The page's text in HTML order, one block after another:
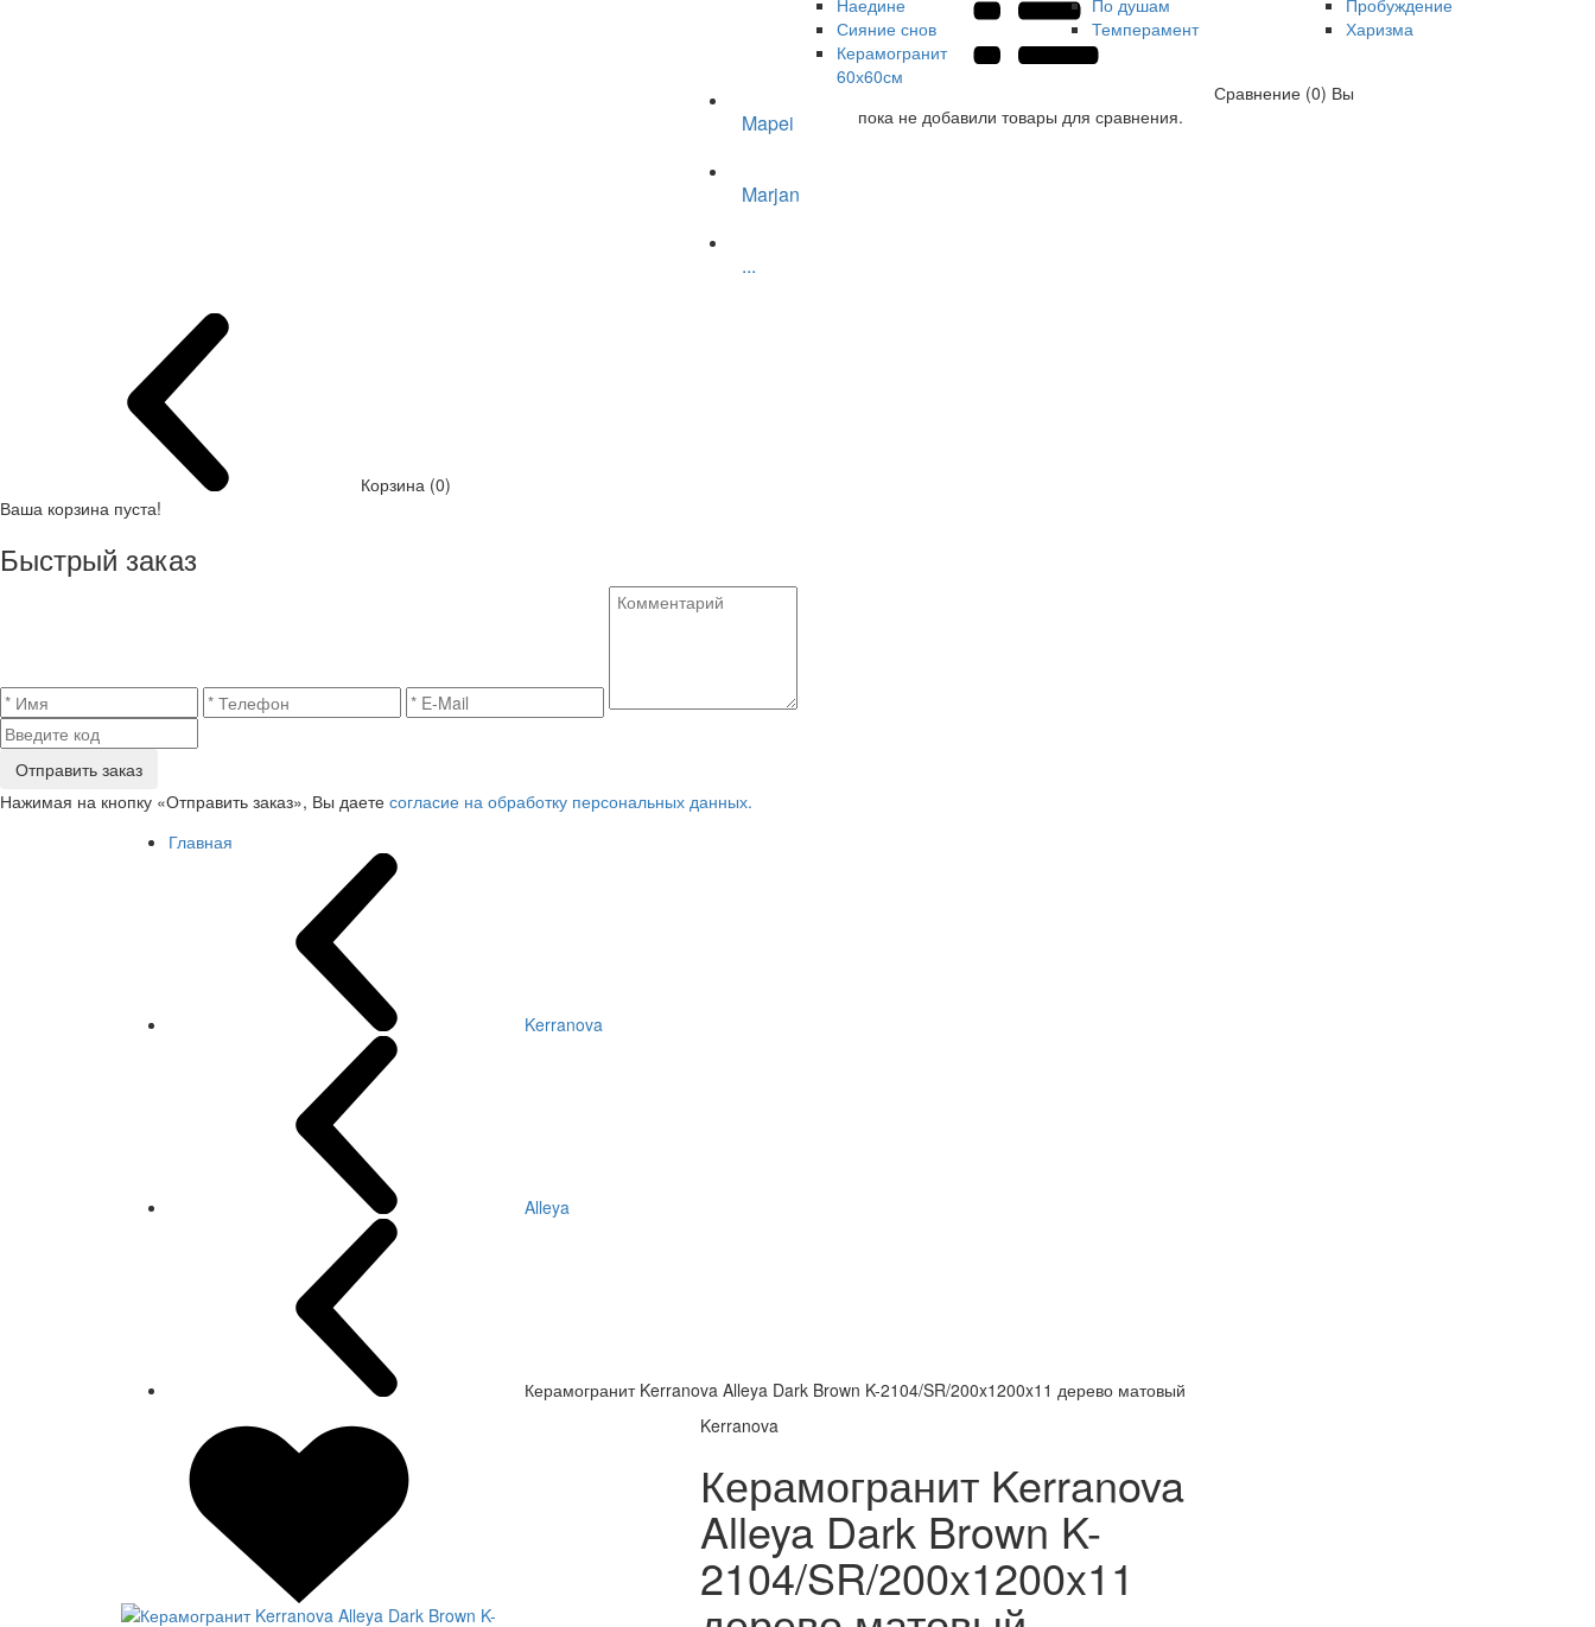
Наедине
Сияние снов
Керамогранит
60х60см
По душам
Темперамент
Пробуждение
Харизма
Mapei
Marjan
...
Сравнение (0) Вы
пока не добавили товары для сравнения.
Корзина (0)
Ваша корзина пуста!
Быстрый заказ
Отправить заказ
Нажимая на кнопку «Отправить заказ», Вы даете согласие на обработку персональных данных.
Главная
Kerranova
Alleya
Керамогранит Kerranova Alleya Dark Brown K-2104/SR/200x1200x11 дерево матовый
Kerranova
Керамогранит Kerranova
Alleya Dark Brown K-
2104/SR/200x1200x11